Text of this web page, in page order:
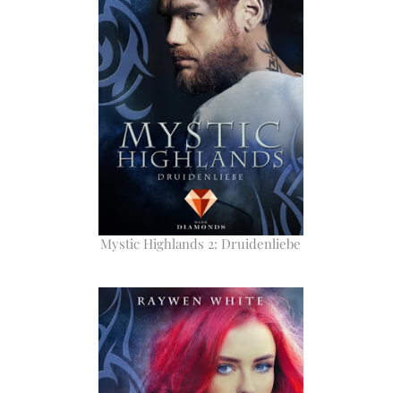
Mystic Highlands 2: Druidenliebe